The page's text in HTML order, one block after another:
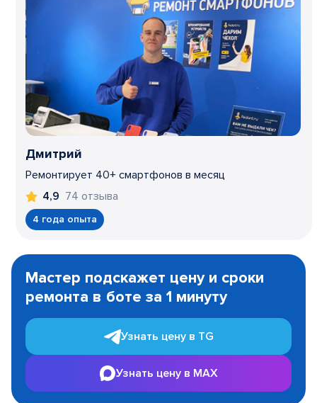
Дмитрий
Ремонтирует 40+ смартфонов в месяц
4,9 74 отзыва
4 года опыта
1
Мастер подскажет цену и сроки
ремонта в боте за 1 минуту
Узнать цену в TG
Узнать цену в MAX